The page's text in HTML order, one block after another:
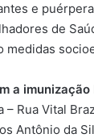
e
de
a
Rua Vital
Antônio da